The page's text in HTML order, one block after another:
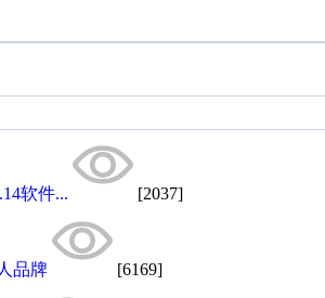
软件... [2037]
品牌 [6169]